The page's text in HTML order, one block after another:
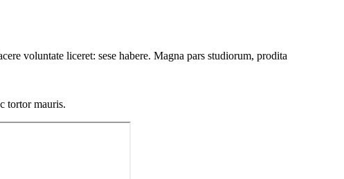
voluntate liceret: sese habere. Magna pars studiorum, prodita
tortor mauris.